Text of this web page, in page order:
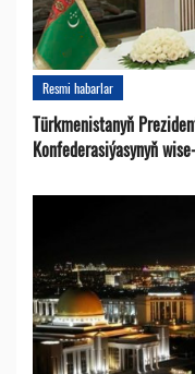
Resmi habarlar
Türkmenistanyň
Konfederasiýasynyň